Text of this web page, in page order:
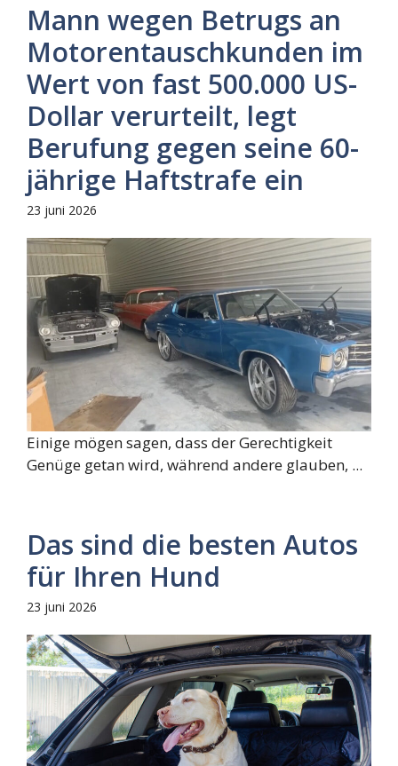
Mann wegen Betrugs an
Motorentauschkunden im
Wert von fast 500.000 US-
Dollar verurteilt, legt
Berufung gegen seine 60-
jährige Haftstrafe ein
23 juni 2026
Einige mögen sagen, dass der Gerechtigkeit
Genüge getan wird, während andere glauben, ...
Das sind die besten Autos
für Ihren Hund
23 juni 2026